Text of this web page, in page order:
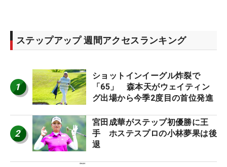
ステップアップ 週間アクセスランキング
1
ショットインイーグル炸裂で
「65」 森本天がウェイティン
グ出場から今季2度目の首位発進
2
宮田成華がステップ初優勝に王
手 ホステスプロの小林夢果は後
退